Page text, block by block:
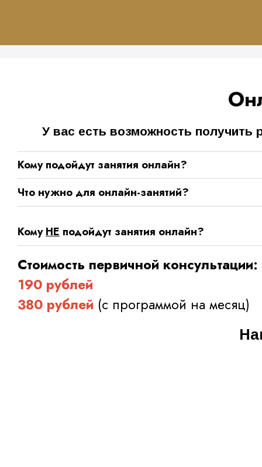
У вас есть возможность
Кому подойдут занятия онлайн?
Что нужно для онлайн-занятий?
Время занятий - по договорённости
КомуНЕ подойдут занятия онлайн?
Стоимость первичной консультации:
190 рублей
380 рублей (с программой на месяц)